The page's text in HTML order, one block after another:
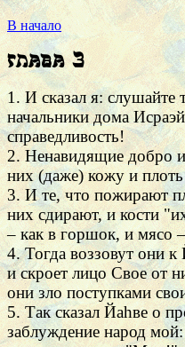
В начало
Глава 3
1. И сказал я: слушайте
начальники дома
справедливость!
2. Ненавидящие добро
них (даже) кожу и плоть
3. И те, что пожирают
них сдирают, и кости
– как в горшок, и мясо –
4. Тогда воззовут они
и скроет лицо Свое от
они зло поступками
5. Так сказал Йаhве о
заблуждение народ